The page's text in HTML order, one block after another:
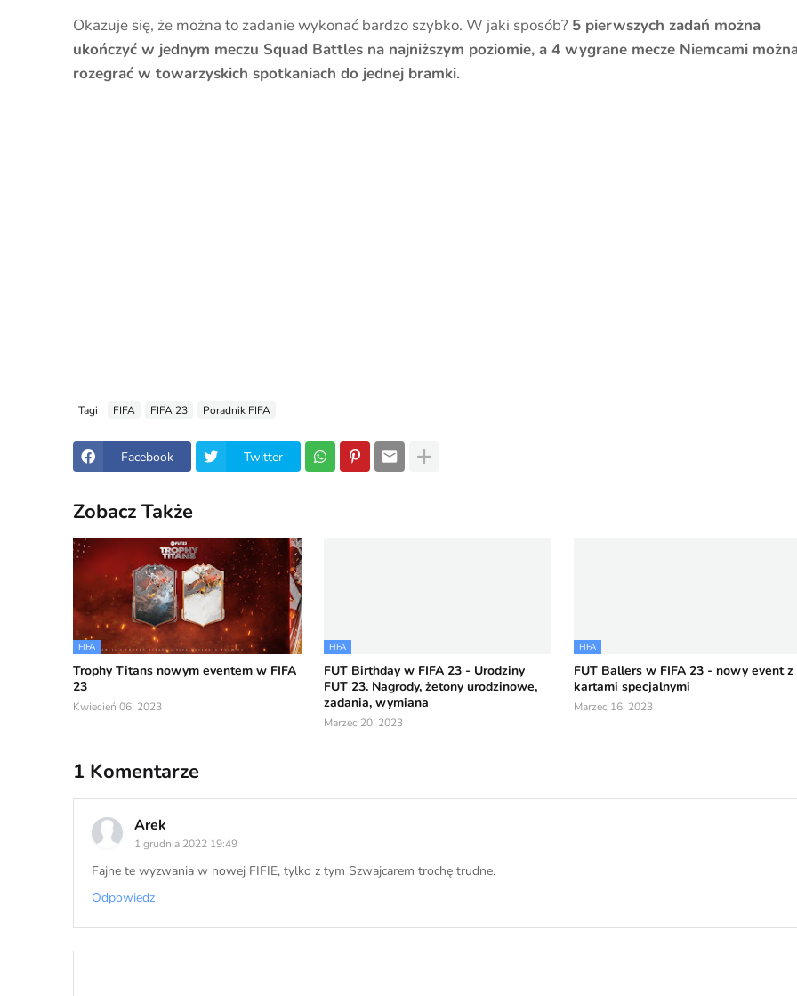
Okazuje się, że można to zadanie wykonać bardzo szybko. W jaki sposób? 5 pierwszych zadań można
ukończyć w jednym meczu Squad Battles na najniższym poziomie, a 4 wygrane mecze Niemcami
rozegrać w towarzyskich spotkaniach do jednej bramki.
Tagi FIFA FIFA 23 Poradnik FIFA
Facebook Twitter
Zobacz Także
FIFA
Trophy Titans nowym eventem w FIFA
23
Kwiecień 06, 2023
FIFA
FUT Birthday w FIFA 23 - Urodziny
FUT 23. Nagrody, żetony urodzinowe,
zadania, wymiana
Marzec 20, 2023
FIFA
FUT Ballers w FIFA 23 - nowy event z
kartami specjalnymi
Marzec 16, 2023
1 Komentarze
Arek
1 grudnia 2022 19:49
Fajne te wyzwania w nowej FIFIE, tylko z tym Szwajcarem trochę trudne.
Odpowiedz